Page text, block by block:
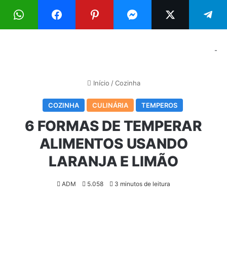
Menu
-
Início / Cozinha
COZINHA CULINÁRIA TEMPEROS
6 FORMAS DE TEMPERAR
ALIMENTOS USANDO
LARANJA E LIMÃO
ADM 5.058 3 minutos de leitura